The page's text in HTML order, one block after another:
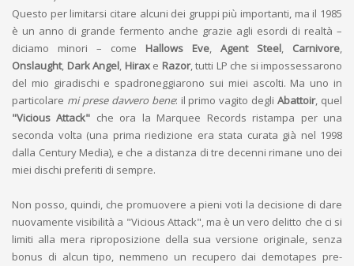
Questo per limitarsi citare alcuni dei gruppi più importanti, ma il 1985
è un anno di grande fermento anche grazie agli esordi di realtà –
diciamo minori – come Hallows Eve, Agent Steel, Carnivore,
Onslaught, Dark Angel, Hiraxe Razor, tutti LP che si impossessarono
del mio giradischi e spadroneggiarono sui miei ascolti. Ma uno in
particolare mi prese davvero bene: il primo vagito degliAbattoir, quel
"Vicious Attack" che ora la Marquee Records ristampa per una
seconda volta (una prima riedizione era stata curata già nel 1998
dalla Century Media), e che a distanza di tre decenni rimane uno dei
miei dischi preferiti di sempre.
Non posso, quindi, che promuovere a pieni voti la decisione di dare
nuovamente visibilità a "Vicious Attack", ma è un vero delitto che ci si
limiti alla mera riproposizione della sua versione originale, senza
bonus di alcun tipo, nemmeno un recupero dai demotapes pre-